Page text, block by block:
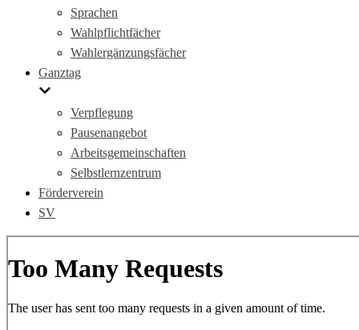
Sprachen
Wahlpflichtfächer
Wahlergänzungsfächer
Ganztag
Verpflegung
Pausenangebot
Arbeitsgemeinschaften
Selbstlernzentrum
Förderverein
SV